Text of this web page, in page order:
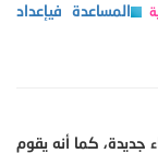
المساعدة فيإعداد
جديدة، كما أنه يقوم